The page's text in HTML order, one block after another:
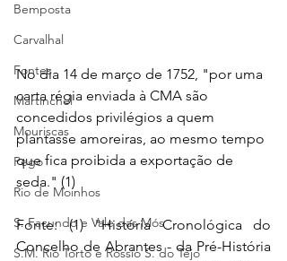
Bemposta
Carvalhal
Fontes
Martinchel
Mouriscas
Pego
Rio de Moinhos
S. Facundo e Vale das Mós
S.M. Rio Torto e Rossio S. do Tejo
No dia 14 de março de 1752, "por uma
carta régia enviada à CMA são
concedidos privilégios a quem
plantasse amoreiras, ao mesmo tempo
que fica proibida a exportação de
seda." (1)
Fonte: (1) "História Cronológica do
Concelho de Abrantes - da Pré-História